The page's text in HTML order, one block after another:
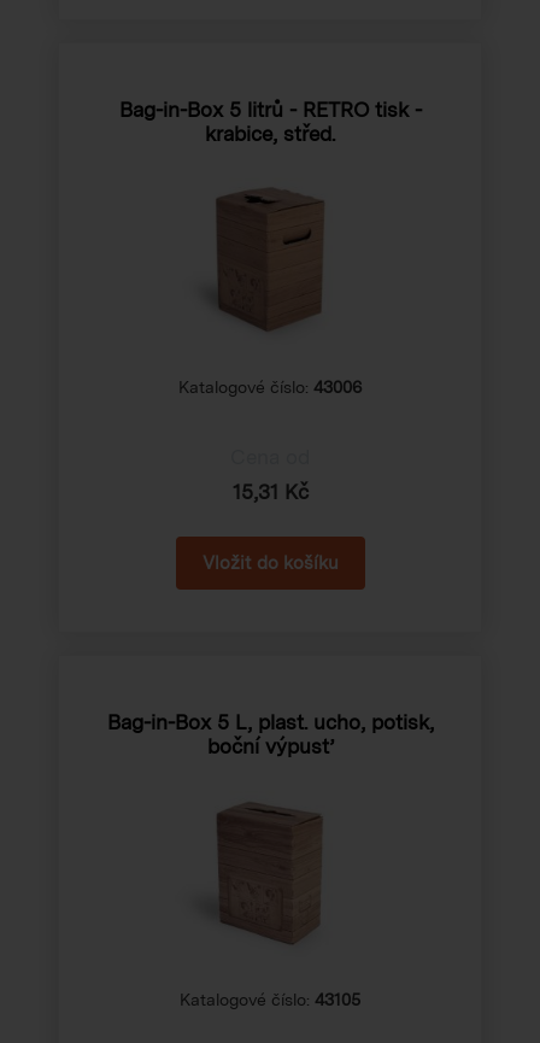
Bag-in-Box 5 litrů - RETRO tisk -
krabice, střed.
Katalogové číslo: 43006
15,31 Kč
Bag-in-Box 5 L, plast. ucho, potisk,
boční výpusť
Katalogové číslo: 43105